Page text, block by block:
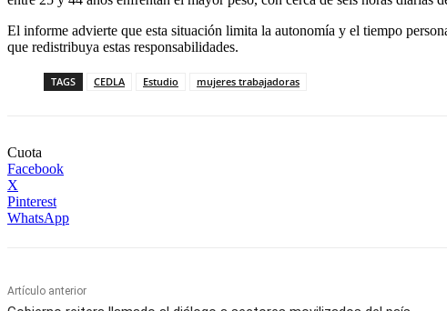
El informe advierte que esta situación limita la autonomía y el tiempo
que redistribuya estas responsabilidades.
TAGS CEDLA Estudio mujeres trabajadoras
Cuota
Facebook
X
Pinterest
WhatsApp
Artículo anterior